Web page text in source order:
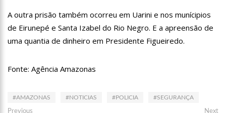
encanta web
10:43 Bolsonaro virá a Manaus ainda este ano para fortalecer pré-
candidatura de coronel Menezes à Prefeitura de Manaus em 2024
Aos 43 anos, mulher com deficiência contrata jovem para
12:56 Virginia Fonseca mente sobre avião e Zé Felipe enfrenta
A outra prisão também ocorreu em Uarini e nos munícipios
de Eirunepé e Santa Izabel do Rio Negro. E a apreensão de
uma quantia de dinheiro em Presidente Figueiredo.
Fonte: Agência Amazonas
#AMAZONAS #NOTICIAS #POLICIA #SEGURANÇA
Previous Next